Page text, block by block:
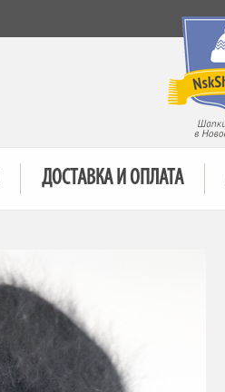
ДОСТАВКА И ОПЛАТА